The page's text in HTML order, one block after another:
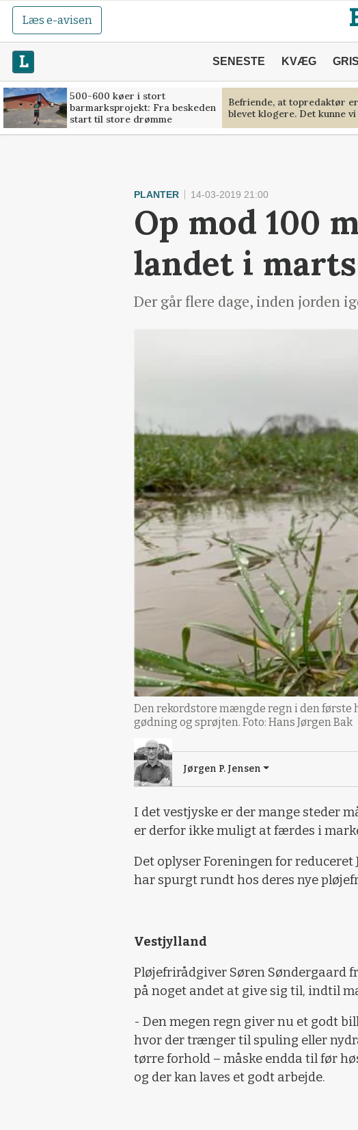
Læs e-avisen
SENESTE KVÆG
500-600 køer i stort
barmarksprojekt: Fra beskeden
start til store drømme
Befriende, at topredaktør
blevet klogere. Det kunne
PLANTER 14-03-2019 21:00
Op mod 100
landet i marts
Der går flere dage, inden jorden
Den rekordstore mængde regn i den første
gødning og sprøjten. Foto: Hans Jørgen Bak
Jørgen P. Jensen
I det vestjyske er der mange steder
er derfor ikke muligt at færdes i
Det oplyser Foreningen for reduceret
har spurgt rundt hos deres nye
Vestjylland
Pløjefrirådgiver Søren Søndergaard
på noget andet at give sig til, indtil
- Den megen regn giver nu et godt
hvor der trænger til spuling eller
tørre forhold – måske endda til før
og der kan laves et godt arbejde.